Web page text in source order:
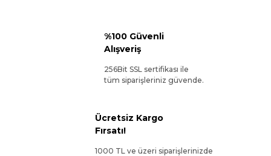
%100 Güvenli
Alışveriş
256Bit SSL sertifikası ile
tüm siparişleriniz güvende.
Ücretsiz Kargo
Fırsatı!
1000 TL ve üzeri siparişlerinizde